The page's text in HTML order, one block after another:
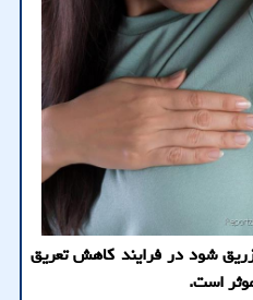
شود در فرایند کاهش تعریق